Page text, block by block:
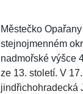
Městečko
stejnojmenném
nadmořské výšce
ze 13. století. V
jindřichohradecká